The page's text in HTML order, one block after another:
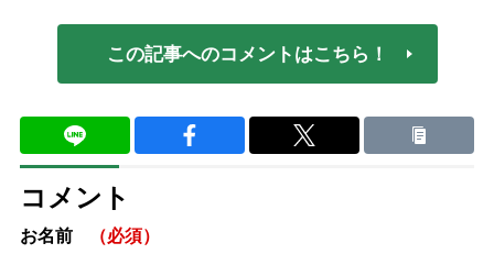
この記事へのコメントはこちら！
コメント
お名前 （必須）